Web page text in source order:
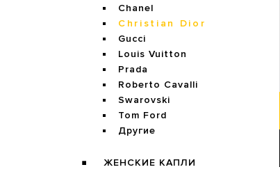
Chanel
Christian Dior
Gucci
Louis Vuitton
Prada
Roberto Cavalli
Swarovski
Tom Ford
Другие
ЖЕНСКИЕ КАПЛИ